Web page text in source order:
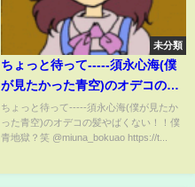
未分類
ちょっと待って-----須永心海(僕
が見たかった青空)のオデコの髪
やばくない！！僕青地獄？笑
ちょっと待って-----須永心海(僕が見たか
った青空)のオデコの髪やばくない！！僕
青地獄？笑 @miuna_bokuao https://t...